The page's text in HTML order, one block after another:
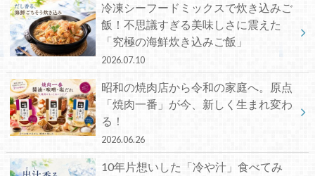
冷凍シーフードミックスで炊き込みご
飯！不思議すぎる美味しさに震えた
「究極の海鮮炊き込みご飯」
2026.07.10
昭和の焼肉店から令和の家庭へ。原点
「焼肉一番」が今、新しく生まれ変わ
る！
2026.06.26
10年片想いした「冷や汁」食べてみ